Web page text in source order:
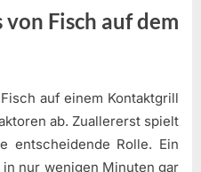
Fisch auf dem
auf einem Kontaktgrill
ab. Zuallererst spielt
entscheidende Rolle. Ein
nur wenigen Minuten gar